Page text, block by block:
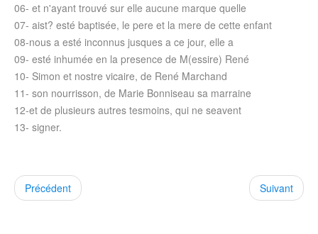
06- et n'ayant trouvé sur elle aucune marque quelle
07- aist? esté baptisée, le pere et la mere de cette enfant
08-nous a esté inconnus jusques a ce jour, elle a
09- esté inhumée en la presence de M(essire) René
10- Simon et nostre vicaire, de René Marchand
11- son nourrisson, de Marie Bonniseau sa marraine
12-et de plusieurs autres tesmoins, qui ne seavent
13- signer.
Précédent Suivant